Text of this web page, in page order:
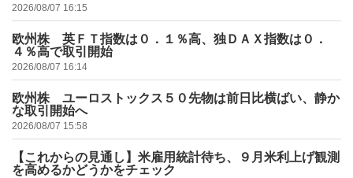
2026/08/07 16:15
欧州株 英ＦＴ指数は０．１％高、独ＤＡＸ指数は０．
４％高で取引開始
2026/08/07 16:14
欧州株 ユーロストックス５０先物は前日比横ばい、静か
な取引開始へ
2026/08/07 15:58
【これからの見通し】米雇用統計待ち、９月米利上げ観測
を高めるかどうかをチェック